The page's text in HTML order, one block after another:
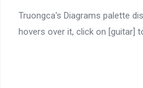
Truongca's Diagrams palette
hovers over it, click on [guitar]